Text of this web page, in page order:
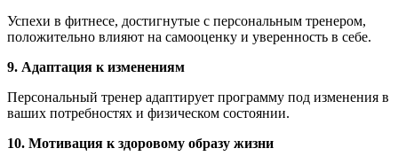
Успехи в фитнесе, достигнутые с персональным тренером,
положительно влияют на самооценку и уверенность в себе.
9. Адаптация к изменениям
Персональный тренер адаптирует программу под изменения в
ваших потребностях и физическом состоянии.
10. Мотивация к здоровому образу жизни